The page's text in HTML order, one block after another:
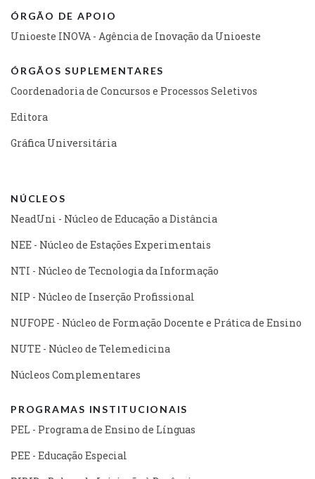
ÓRGÃO DE APOIO
Unioeste INOVA - Agência de Inovação da Unioeste
ÓRGÃOS SUPLEMENTARES
Coordenadoria de Concursos e Processos Seletivos
Editora
Gráfica Universitária
NÚCLEOS
NeadUni - Núcleo de Educação a Distância
NEE - Núcleo de Estações Experimentais
NTI - Núcleo de Tecnologia da Informação
NIP - Núcleo de Inserção Profissional
NUFOPE - Núcleo de Formação Docente e Prática de Ensino
NUTE - Núcleo de Telemedicina
Núcleos Complementares
PROGRAMAS INSTITUCIONAIS
PEL - Programa de Ensino de Línguas
PEE - Educação Especial